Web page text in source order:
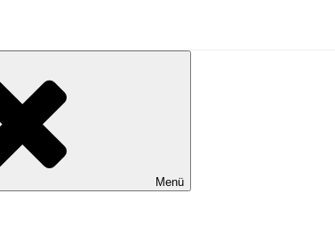
Menü